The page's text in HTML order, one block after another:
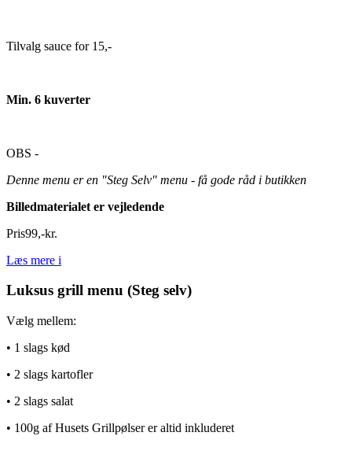
Tilvalg sauce for 15,-
Min. 6 kuverter
OBS -
Denne menu er en "Steg Selv" menu - få gode råd i butikken
Billedmaterialet er vejledende
Pris99,-kr.
Læs mere i
Luksus grill menu (Steg selv)
Vælg mellem:
• 1 slags kød
• 2 slags kartofler
• 2 slags salat
• 100g af Husets Grillpølser er altid inkluderet